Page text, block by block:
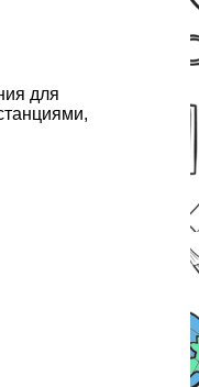
для